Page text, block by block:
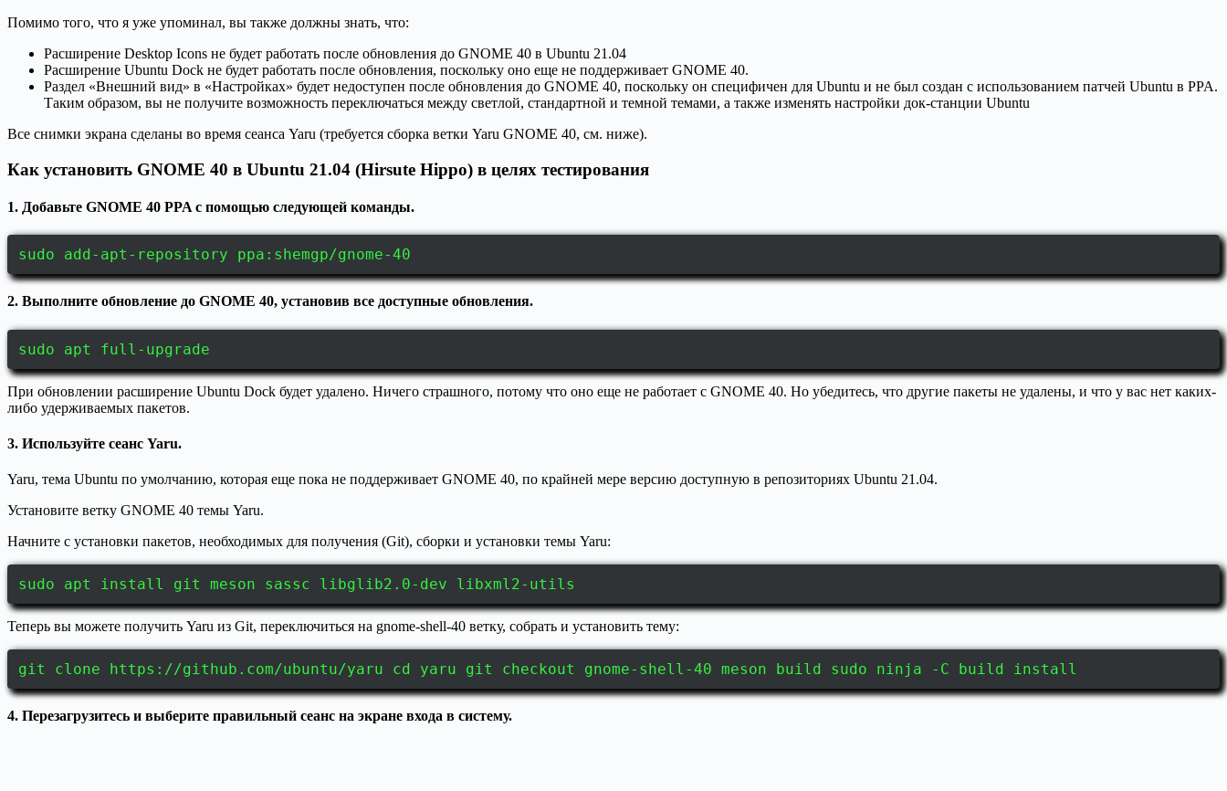
Помимо того, что я уже упоминал, вы также должны знать, что:
Расширение Desktop Icons не будет работать после обновления до GNOME 40 в Ubuntu 21.04
Расширение Ubuntu Dock не будет работать после обновления, поскольку оно еще не поддерживает GNOME 40.
Раздел «Внешний вид» в «Настройках» будет недоступен после обновления до GNOME 40, поскольку он специфичен для Ubuntu и не был создан с использованием патчей Ubuntu в PPA.
Таким образом, вы не получите возможность переключаться между светлой, стандартной и темной темами, а также изменять настройки док-станции Ubuntu
Все снимки экрана сделаны во время сеанса Yaru (требуется сборка ветки Yaru GNOME 40, см. ниже).
Как установить GNOME 40 в Ubuntu 21.04 (Hirsute Hippo) в целях тестирования
1. Добавьте GNOME 40 PPA с помощью следующей команды.
sudo add-apt-repository ppa:shemgp/gnome-40
2. Выполните обновление до GNOME 40, установив все доступные обновления.
sudo apt full-upgrade
При обновлении расширение Ubuntu Dock будет удалено. Ничего страшного, потому что оно еще не работает с GNOME 40. Но убедитесь, что другие пакеты не удалены, и что у вас нет каких-
либо удерживаемых пакетов.
3. Используйте сеанс Yaru.
Yaru, тема Ubuntu по умолчанию, которая еще пока не поддерживает GNOME 40, по крайней мере версию доступную в репозиториях Ubuntu 21.04.
Установите ветку GNOME 40 темы Yaru.
Начните с установки пакетов, необходимых для получения (Git), сборки и установки темы Yaru:
sudo apt install git meson sassc libglib2.0-dev libxml2-utils
Теперь вы можете получить Yaru из Git, переключиться на gnome-shell-40 ветку, собрать и установить тему:
git clone https://github.com/ubuntu/yaru cd yaru git checkout gnome-shell-40 meson build sudo ninja -C build install
4. Перезагрузитесь и выберите правильный сеанс на экране входа в систему.